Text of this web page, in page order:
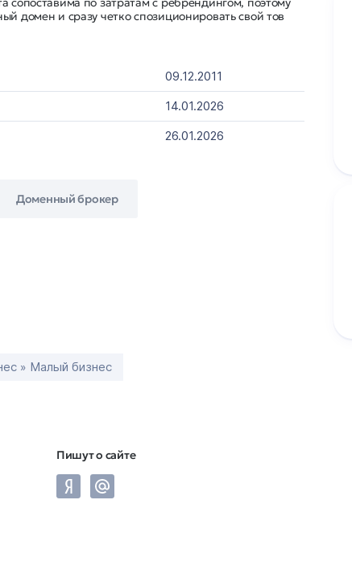
домен и сразу четко спозиционировать свой тов
09.12.2011
14.01.2026
26.01.2026
Доменный брокер
» Малый бизнес
Пишут о сайте